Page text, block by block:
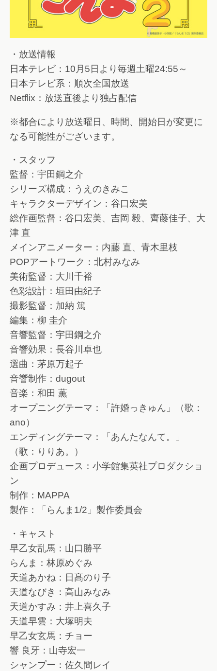
・放送情報
日本テレビ：10月5日より毎週土曜24:55～
日本テレビ系：順次全国放送
Netflix：放送直後より独占配信
※都合により放送曜日、時間、開始日が変更に
なる可能性がございます。
・スタッフ
監督：宇田鋼之介
シリーズ構成：うえのきみこ
キャラクターデザイン：谷口宏美
総作画監督：谷口宏美、吉岡 毅、齊藤佳子、大
津 直
メインアニメーター：内藤 直、青木里枝
POPアートワーク：北村みなみ
美術監督：大川千裕
色彩設計：垣田由紀子
撮影監督：加納 篤
編集：柳 圭介
音響監督：宇田鋼之介
音響効果：長谷川卓也
選曲：茅原万起子
音響制作：dugout
音楽：和田 薫
オープニングテーマ：「許婚っきゅん」（歌：
ano）
エンディングテーマ：「あんたなんて。」
（歌：りりあ。）
企画プロデュース：小学館集英社プロダクショ
ン
制作：MAPPA
製作：「らんま1/2」製作委員会
・キャスト
早乙女乱馬：山口勝平
らんま：林原めぐみ
天道あかね：日髙のり子
天道なびき：高山みなみ
天道かすみ：井上喜久子
天道早雲：大塚明夫
早乙女玄馬：チョー
響 良牙：山寺宏一
シャンプー：佐久間レイ